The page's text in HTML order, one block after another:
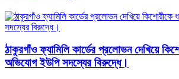
ঠাকুরগাঁও ফ্যামিলি কার্ডের প্রলোভন দেখিয়ে
অভিযোগ ইউপি সদস্যের বিরুদ্ধে।